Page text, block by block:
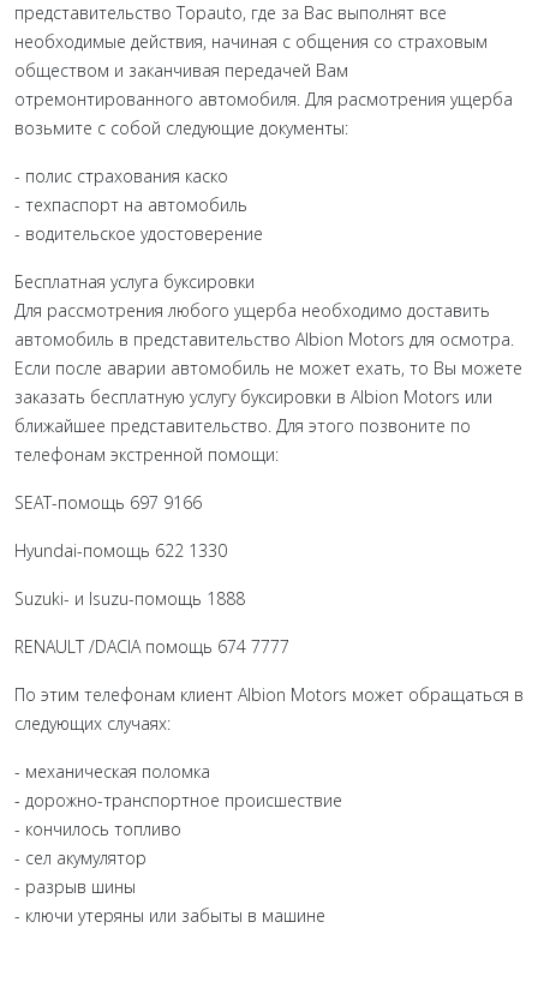
представительство Topauto, где за Вас выполнят все
необходимые действия, начиная с общения со страховым
обществом и заканчивая передачей Вам
отремонтированного автомобиля. Для расмотрения ущерба
возьмите с собой следующие документы:
- полис страхования каско
- техпаспорт на автомобиль
- водительское удостоверение
Бесплатная услуга буксировки
Для рассмотрения любого ущерба необходимо доставить
автомобиль в представительство Albion Motors для осмотра.
Если после аварии автомобиль не может ехать, то Вы можете
заказать бесплатную услугу буксировки в Albion Motors или
ближайшее представительство. Для этого позвоните по
телефонам экстренной помощи:
SEAT-помощь 697 9166
Hyundai-помощь 622 1330
Suzuki- и Isuzu-помощь 1888
RENAULT /DACIA помощь 674 7777
По этим телефонам клиент Albion Motors может обращаться в
следующих случаях:
- механическая поломка
- дорожно-транспортное происшествие
- кончилось топливо
- сел акумулятор
- разрыв шины
- ключи утеряны или забыты в машине